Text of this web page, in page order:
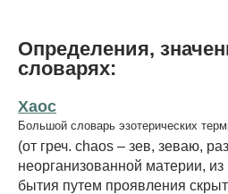
Определения,
словарях:
Хаос
Большой словарь эзотерических
(от греч. chaos – зев, зеваю,
неорганизованной материи,
бытия путем проявления